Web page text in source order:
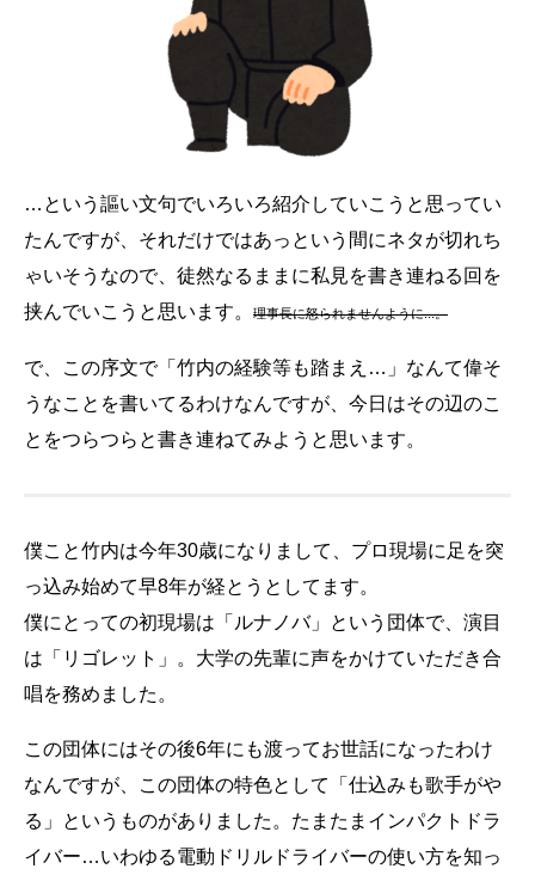
…という謳い文句でいろいろ紹介していこうと思ってい
たんですが、それだけではあっという間にネタが切れち
ゃいそうなので、徒然なるままに私見を書き連ねる回を
挟んでいこうと思います。
理事長に怒られませんように...。
で、この序文で「竹内の経験等も踏まえ…」なんて偉そ
うなことを書いてるわけなんですが、今日はその辺のこ
とをつらつらと書き連ねてみようと思います。
僕こと竹内は今年30歳になりまして、プロ現場に足を突
っ込み始めて早8年が経とうとしてます。
僕にとっての初現場は「ルナノバ」という団体で、演目
は「リゴレット」。大学の先輩に声をかけていただき合
唱を務めました。
この団体にはその後6年にも渡ってお世話になったわけ
なんですが、この団体の特色として「仕込みも歌手がや
る」というものがありました。たまたまインパクトドラ
イバー…いわゆる電動ドリルドライバーの使い方を知っ